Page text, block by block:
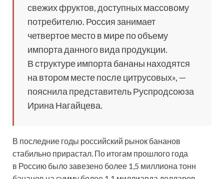
свежих фруктов, доступных массовому
потребителю. Россия занимает
четвертое место в мире по объему
импорта данного вида продукции.
В структуре импорта бананы находятся
на втором месте после цитрусовых», —
пояснила представитель Руспродсоюза
Ирина Нагайцева.
В последние годы российский рынок бананов
стабильно прирастал. По итогам прошлого года
в Россию было завезено более 1,5 миллиона тонн